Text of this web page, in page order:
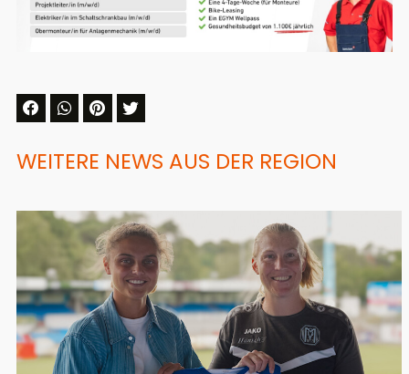
WEITERE NEWS AUS DER REGION